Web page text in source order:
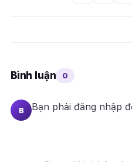
Bình luận 0
B Bạn phải đăng nhập